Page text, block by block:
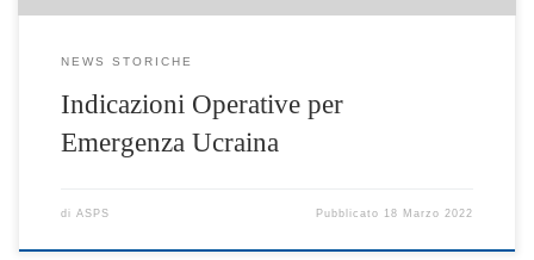
NEWS STORICHE
Indicazioni Operative per
Emergenza Ucraina
di ASPS Pubblicato 18 Marzo 2022